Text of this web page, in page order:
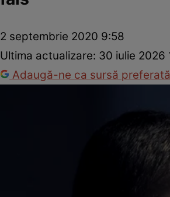
2 septembrie 2020 9:58
Ultima actualizare: 30 iulie 2026
Adaugă-ne ca sursă